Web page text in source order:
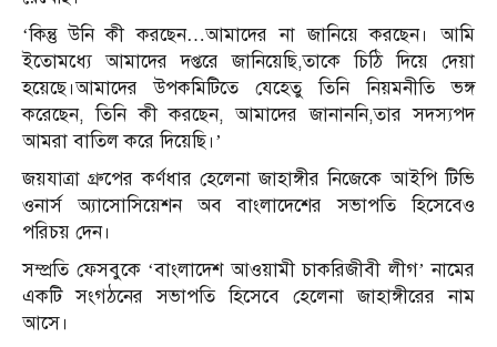
‘কিন্তু উনি কী করছেন…আমাদের না জানিয়ে করছেন। আমি
ইতোমধ্যে আমাদের দপ্তরে জানিয়েছি,তাকে চিঠি দিয়ে দেয়া
হয়েছে।আমাদের উপকমিটিতে যেহেতু তিনি নিয়মনীতি ভঙ্গ
করেছেন, তিনি কী করছেন, আমাদের জানাননি,তার সদস্যপদ
আমরা বাতিল করে দিয়েছি।’
জয়যাত্রা গ্রুপের কর্ণধার হেলেনা জাহাঙ্গীর নিজেকে আইপি টিভি
ওনার্স অ্যাসোসিয়েশন অব বাংলাদেশের সভাপতি হিসেবেও
পরিচয় দেন।
সম্প্রতি ফেসবুকে ‘বাংলাদেশ আওয়ামী চাকরিজীবী লীগ’ নামের
একটি সংগঠনের সভাপতি হিসেবে হেলেনা জাহাঙ্গীরের নাম
আসে।